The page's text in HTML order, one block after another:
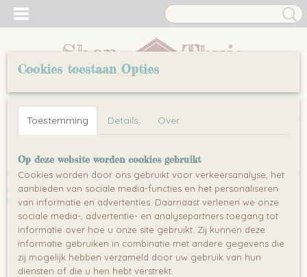
Inloggen Registreren
(0)
Home>Keuken> Fornuizen & Afzuigkappen
Keuken
Fornuizen & Afzuigkappen
Kookplaten
Keuken in uw kleur
Cookies toestaan Opties
Toestemming Details Over
Op deze website worden cookies gebruikt
Cookies worden door ons gebruikt voor verkeersanalyse, het
aanbieden van sociale media-functies en het personaliseren
van informatie en advertenties. Daarnaast verlenen we onze
sociale media-, advertentie- en analysepartners toegang tot
informatie over hoe u onze site gebruikt. Zij kunnen deze
informatie gebruiken in combinatie met andere gegevens die
zij mogelijk hebben verzameld door uw gebruik van hun
diensten of die u hen hebt verstrekt.